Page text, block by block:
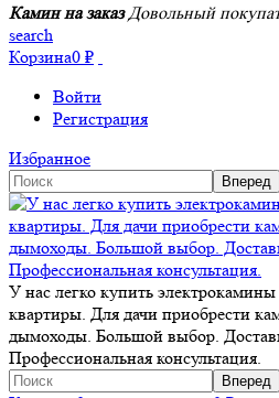
Камин на заказ Довольный
search
Корзина0 ₽
Войти
Регистрация
Избранное
У нас легко купить
квартиры. Для дачи приобрести
дымоходы. Большой выбор.
Профессиональная консультация.